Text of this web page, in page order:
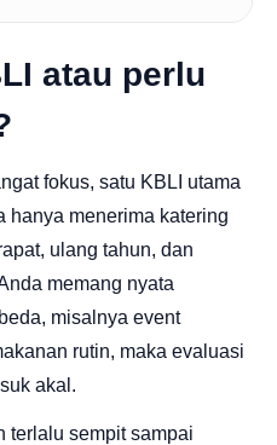
atau perlu
fokus, satu KBLI utama
hanya menerima katering
ulang tahun, dan
memang nyata
misalnya event
rutin, maka evaluasi
akal.
terlalu sempit sampai